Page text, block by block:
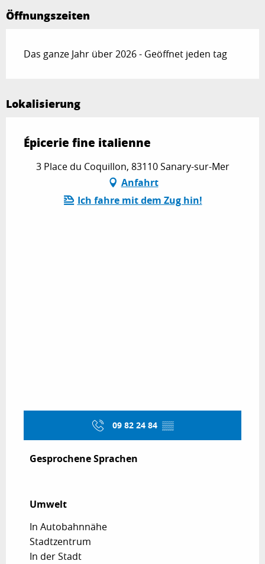
Öffnungszeiten
Das ganze Jahr über 2026 - Geöffnet jeden tag
Lokalisierung
Épicerie fine italienne
3 Place du Coquillon, 83110 Sanary-sur-Mer
Anfahrt
Ich fahre mit dem Zug hin!
09 82 24 84 ▒▒
Gesprochene Sprachen
Gesprochene Sprachen
Umwelt
Umwelt
In Autobahnnähe
Stadtzentrum
In der Stadt